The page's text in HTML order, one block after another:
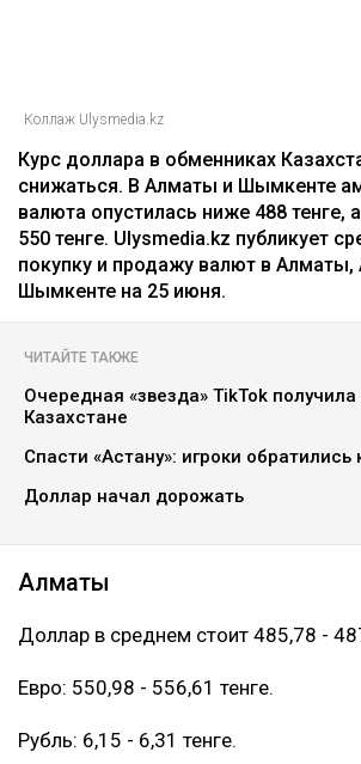
Коллаж Ulysmedia.kz
Курс доллара в обменниках
снижаться. В Алматы и Шымкенте
валюта опустилась ниже 488 тенге,
550 тенге. Ulysmedia.kz публикует
покупку и продажу валют в Алматы,
Шымкенте на 25 июня.
ЧИТАЙТЕ ТАКЖЕ
Очередная «звезда» TikTok
Казахстане
Спасти «Астану»: игроки обратились
Доллар начал дорожать
Алматы
Доллар в среднем стоит 485,78 -
Евро: 550,98 - 556,61 тенге.
Рубль: 6,15 - 6,31 тенге.